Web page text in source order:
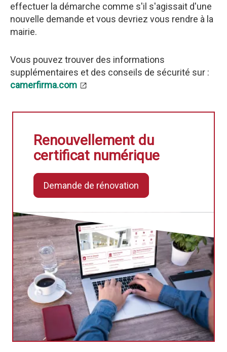
effectuer la démarche comme s'il s'agissait d'une
nouvelle demande et vous devriez vous rendre à la
mairie.
Vous pouvez trouver des informations
supplémentaires et des conseils de sécurité sur :
camerfirma.com
Renouvellement du
certificat numérique
Demande de rénovation